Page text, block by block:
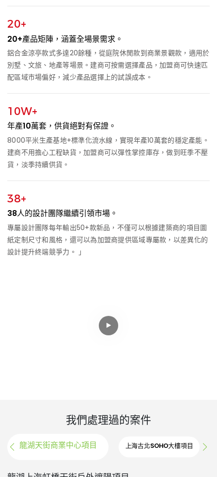
20+
20+產品矩陣，涵蓋全場景需求。
鋁合金涼亭款式多達20餘種，從庭院休閒款到商業景觀款，適用於
別墅、文旅、地產等場景。建商可按需選擇產品，加盟商可快速匹
配區域市場偏好，減少產品選擇上的試誤成本。
10W+
年產10萬套，供貨絕對有保證。
8000平米生產基地+標準化流水線，實現年產10萬套的穩定產能。
建商不用擔心工程缺貨，加盟商可以彈性掌控庫存，做到旺季不壓
貨，淡季持續供貨。
38+
38人的設計團隊繼續引領市場。
專屬設計團隊每年輸出50+款新品，不僅可以根據建築商的項目圖
紙定制尺寸和風格，還可以為加盟商提供區域專屬款，以差異化的
設計提升終端競爭力。 」
我們處理過的案件
龍湖天街商業中心項目 上海古北SOHO大樓項目